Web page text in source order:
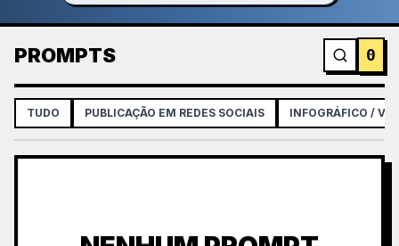
PROMPTS 0
TUDO PUBLICAÇÃO EM REDES SOCIAIS INFOGRÁFICO /